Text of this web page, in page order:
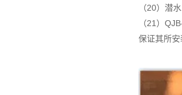
（20）潜
（21）
保证其所